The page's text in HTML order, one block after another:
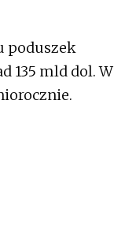
poduszek
135 mld dol. W